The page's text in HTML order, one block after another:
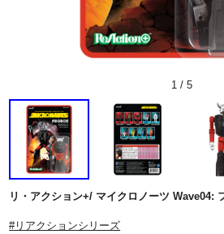
1 / 5
リ・アクション+/ マイクロノーツ
#リアクションシリーズ